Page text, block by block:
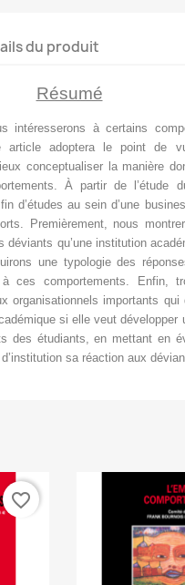
du produit
Résumé
intéresserons à certains
article adoptera le point de
conceptualiser la manière
À partir de l’étude
d’études au sein d’une
Premièrement, nous
qu’une institution
une typologie des
ces comportements. Enfin,
organisationnels importants
si elle veut développer
des étudiants, en mettant en
sa réaction aux
favorite_border